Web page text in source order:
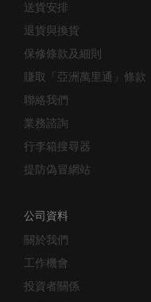
退貨與換貨
保修條款及細則
賺取「亞洲萬里通」條款
聯絡我們
業務諮詢
行李箱搜尋器
提防偽冒網站
關於我們
工作機會
投資者關係
門市位置